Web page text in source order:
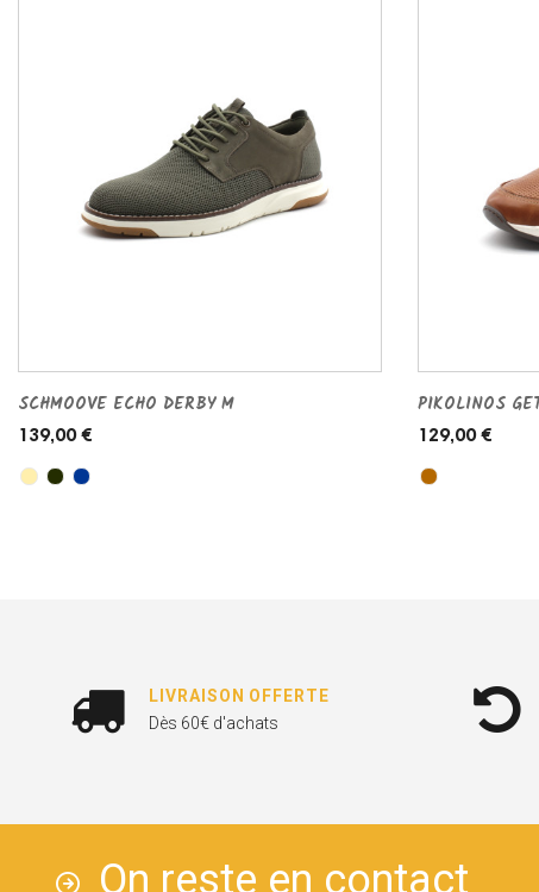
SCHMOOVE ECHO DERBY M
139,00 €
PIKOLINOS
129,00 €
LIVRAISON OFFERTE
Dès 60€ d'achats
On reste en contact